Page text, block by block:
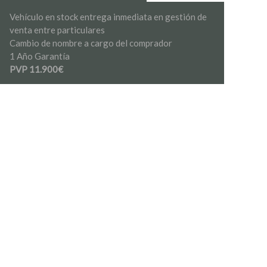
Vehículo en stock entrega inmediata en gestión de
venta entre particulares
Cambio de nombre a cargo del comprador
1 Año Garantía
PVP 11.900€